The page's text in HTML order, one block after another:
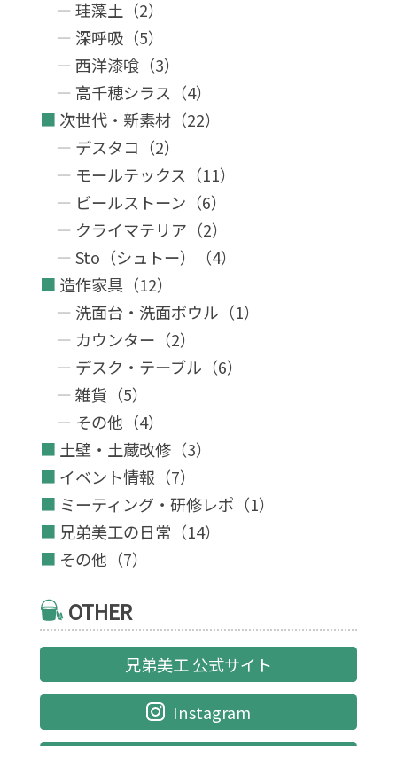
珪藻土（2）
深呼吸（5）
西洋漆喰（3）
高千穂シラス（4）
次世代・新素材（22）
デスタコ（2）
モールテックス（11）
ビールストーン（6）
クライマテリア（2）
Sto（シュトー）（4）
造作家具（12）
洗面台・洗面ボウル（1）
カウンター（2）
デスク・テーブル（6）
雑貨（5）
その他（4）
土壁・土蔵改修（3）
イベント情報（7）
ミーティング・研修レポ（1）
兄弟美工の日常（14）
その他（7）
OTHER
兄弟美工 公式サイト
Instagram